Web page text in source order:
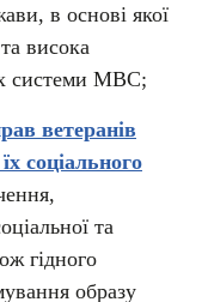
в основі якої
висока
системи МВС;
ветеранів
соціального
та
гідного
образу